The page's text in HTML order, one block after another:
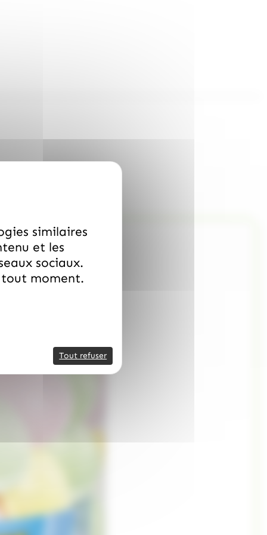
similaires
et les
sociaux.
tout moment.
Tout refuser